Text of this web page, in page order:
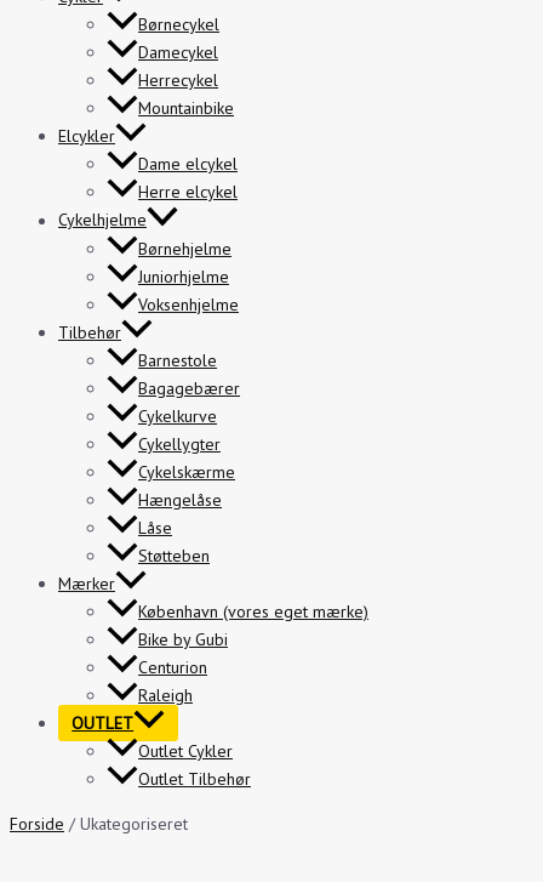
Børnecykel
Damecykel
Herrecykel
Mountainbike
Elcykler
Dame elcykel
Herre elcykel
Cykelhjelme
Børnehjelme
Juniorhjelme
Voksenhjelme
Tilbehør
Barnestole
Bagagebærer
Cykelkurve
Cykellygter
Cykelskærme
Hængelåse
Låse
Støtteben
Mærker
København (vores eget mærke)
Bike by Gubi
Centurion
Raleigh
OUTLET
Outlet Cykler
Outlet Tilbehør
Forside / Ukategoriseret